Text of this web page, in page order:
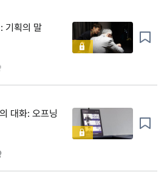
기획의 말
대화: 오프닝